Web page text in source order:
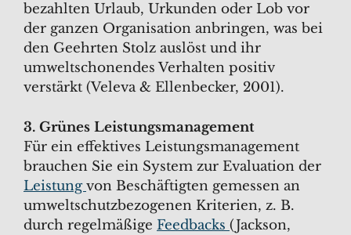
bezahlten Urlaub, Urkunden oder Lob vor
der ganzen Organisation anbringen, was bei
den Geehrten Stolz auslöst und ihr
umweltschonendes Verhalten positiv
verstärkt (Veleva & Ellenbecker, 2001).
3. Grünes Leistungsmanagement
Für ein effektives Leistungsmanagement
brauchen Sie ein System zur Evaluation der
Leistungvon Beschäftigten gemessen an
umweltschutzbezogenen Kriterien, z. B.
durch regelmäßige Feedbacks (Jackson,